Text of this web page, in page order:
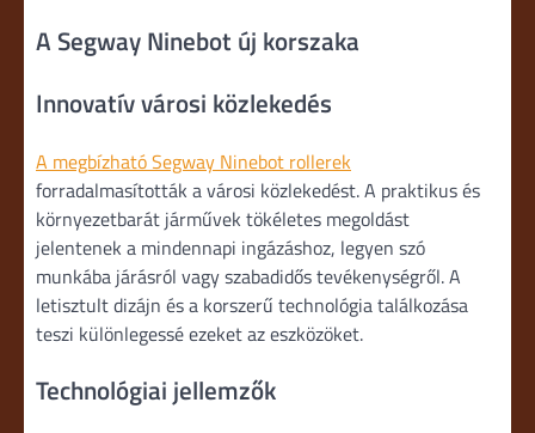
A Segway Ninebot új korszaka
Innovatív városi közlekedés
A megbízható Segway Ninebot rollerek
forradalmasították a városi közlekedést. A praktikus és
környezetbarát járművek tökéletes megoldást
jelentenek a mindennapi ingázáshoz, legyen szó
munkába járásról vagy szabadidős tevékenységről. A
letisztult dizájn és a korszerű technológia találkozása
teszi különlegessé ezeket az eszközöket.
Technológiai jellemzők